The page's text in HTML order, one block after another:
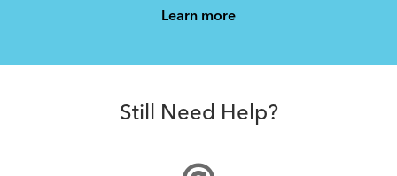
Learn more
Still Need Help?